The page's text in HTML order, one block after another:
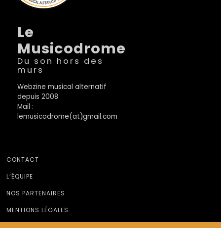
Le
Musicodrome
Du son hors des
murs
Webzine musical alternatif
depuis 2008
Mail :
lemusicodrome(at)gmail.com
CONTACT
L’ÉQUIPE
NOS PARTENAIRES
MENTIONS LÉGALES